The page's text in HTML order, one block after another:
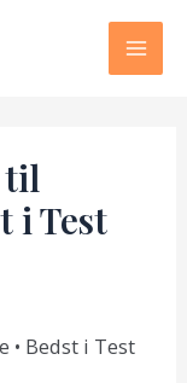
til
i Test
• Bedst i Test